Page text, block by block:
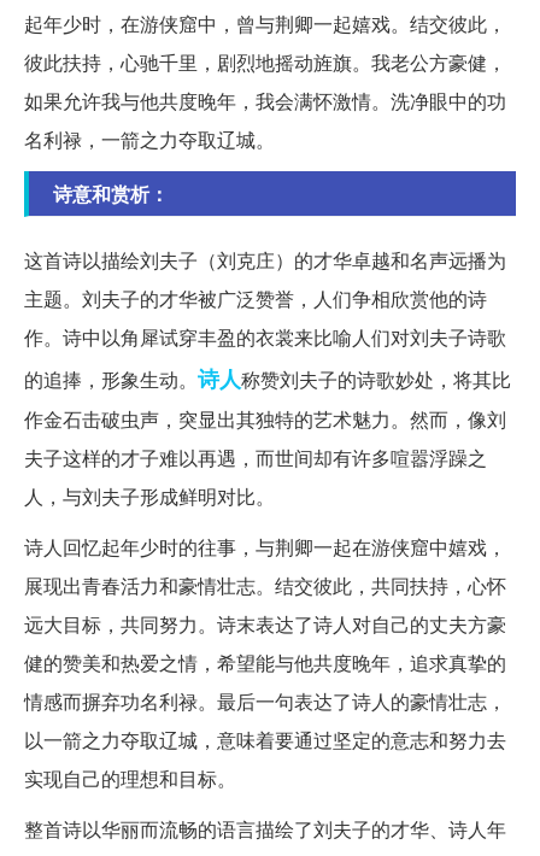
起年少时，在游侠窟中，曾与荆卿一起嬉戏。结交彼此，
彼此扶持，心驰千里，剧烈地摇动旌旗。我老公方豪健，
如果允许我与他共度晚年，我会满怀激情。洗净眼中的功
名利禄，一箭之力夺取辽城。
诗意和赏析：
这首诗以描绘刘夫子（刘克庄）的才华卓越和名声远播为
主题。刘夫子的才华被广泛赞誉，人们争相欣赏他的诗
作。诗中以角犀试穿丰盈的衣裳来比喻人们对刘夫子诗歌
的追捧，形象生动。 诗人称赞刘夫子的诗歌妙处，将其比
作金石击破虫声，突显出其独特的艺术魅力。然而，像刘
夫子这样的才子难以再遇，而世间却有许多喧嚣浮躁之
人，与刘夫子形成鲜明对比。
诗人回忆起年少时的往事，与荆卿一起在游侠窟中嬉戏，
展现出青春活力和豪情壮志。结交彼此，共同扶持，心怀
远大目标，共同努力。诗末表达了诗人对自己的丈夫方豪
健的赞美和热爱之情，希望能与他共度晚年，追求真挚的
情感而摒弃功名利禄。最后一句表达了诗人的豪情壮志，
以一箭之力夺取辽城，意味着要通过坚定的意志和努力去
实现自己的理想和目标。
整首诗以华丽而流畅的语言描绘了刘夫子的才华、诗人年